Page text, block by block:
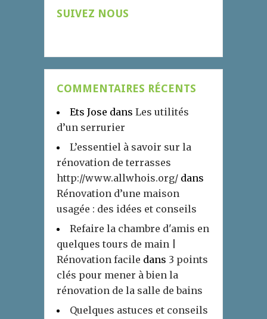
SUIVEZ NOUS
COMMENTAIRES RÉCENTS
Ets Jose dans Les utilités
d’un serrurier
L’essentiel à savoir sur la
rénovation de terrasses
http://www.allwhois.org/ dans
Rénovation d’une maison
usagée : des idées et conseils
Refaire la chambre d'amis en
quelques tours de main |
Rénovation facile dans 3 points
clés pour mener à bien la
rénovation de la salle de bains
Quelques astuces et conseils